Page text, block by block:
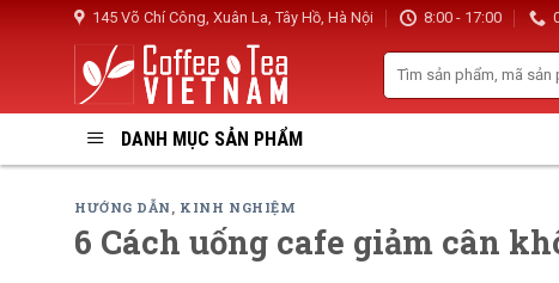
145 Võ Chí Công, Xuân La, Tây Hồ, Hà Nội 8:00 - 17:00
Search
for:
DANH MỤC SẢN PHẨM
HƯỚNG DẪN , KINH NGHIỆM
6 Cách uống cafe giảm cân